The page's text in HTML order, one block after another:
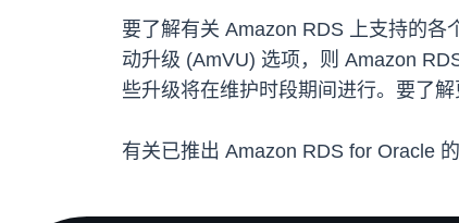
要了解有关 Amazon RDS 上支持的各
动升级 (AmVU) 选项，则 Amazon
些升级将在维护时段期间进行。要了解
有关已推出 Amazon RDS for Oracle